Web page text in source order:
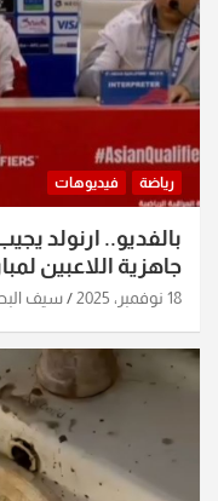
رياضة فيديوهات
بالفديو.. ارنولد
جاهزية اللاعبين
18 نوفمبر، 2025 سيف